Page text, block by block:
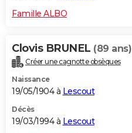
Famille ALBO
Clovis BRUNEL (89 ans)
Créer une cagnotte obsèques
Naissance
19/05/1904 à Lescout
Décès
19/03/1994 à Lescout